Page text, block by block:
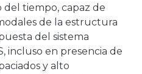
del tiempo, capaz de
de la estructura
del sistema
incluso en presencia de
y alto